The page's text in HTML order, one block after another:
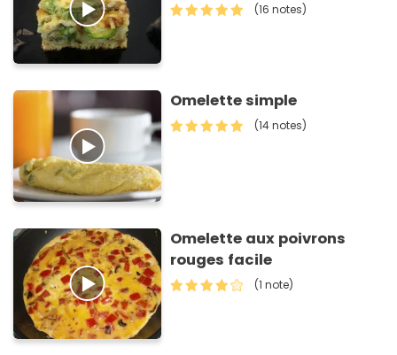
(16 notes)
Omelette simple
(14 notes)
Omelette aux poivrons
rouges facile
(1 note)